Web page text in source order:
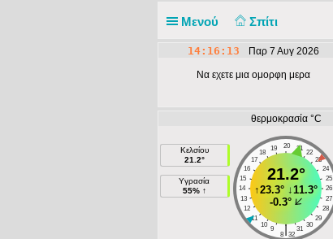
Μενού Σπίτι
14:16:13 Παρ 7 Αυγ 2026
Να εχετε μια ομορφη μερα
θερμοκρασία °C
Κελσίου
21.2°
Υγρασία
55% ↑
20
19 21
18
22
17
23
16
24
15
25
14
26
13
27
12
28
11
29
10
30
9 31
|
8 32
21.2°
↑23.3° ↓11.3°
-0.3°